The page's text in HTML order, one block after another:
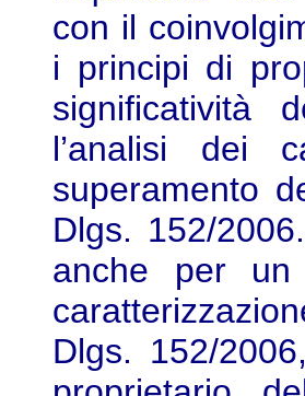
con il
i principi di
significatività
l’analisi dei
superamento
Dlgs. 152/
anche per un
Dlgs. 152/